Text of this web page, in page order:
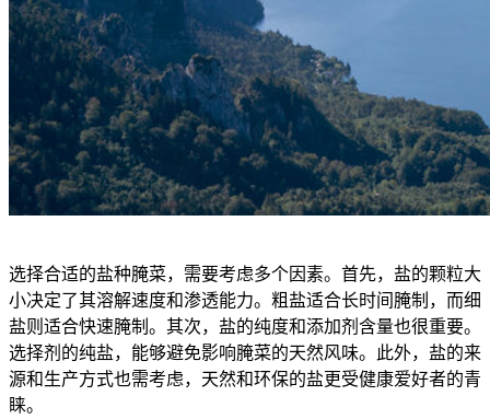
选择合适的盐种腌菜，需要考虑多个因素。首先，盐的颗粒大
小决定了其溶解速度和渗透能力。粗盐适合长时间腌制，而细
盐则适合快速腌制。其次，盐的纯度和添加剂含量也很重要。
选择剂的纯盐，能够避免影响腌菜的天然风味。此外，盐的来
源和生产方式也需考虑，天然和环保的盐更受健康爱好者的青
睐。